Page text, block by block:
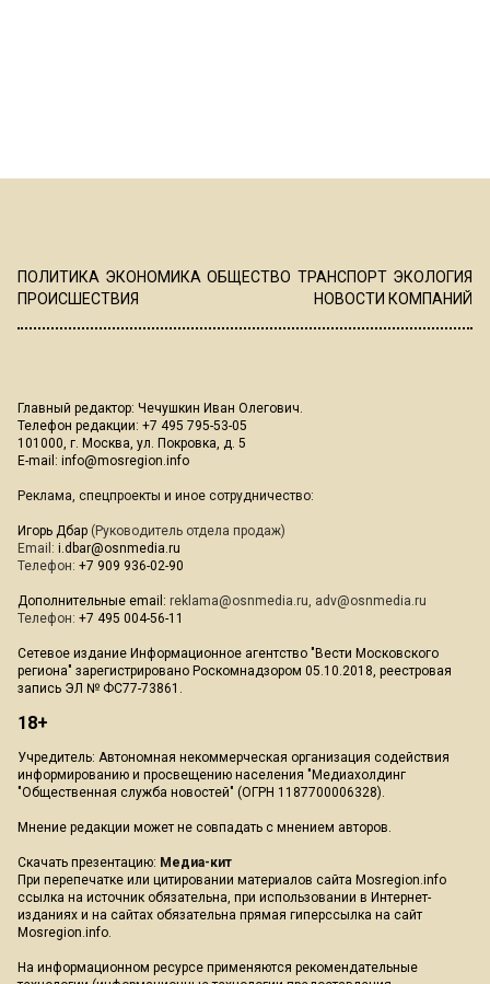
ПОЛИТИКА ЭКОНОМИКА ОБЩЕСТВО ТРАНСПОРТ ЭКОЛОГИЯ
ПРОИСШЕСТВИЯ
НОВОСТИ КОМПАНИЙ
Главный редактор: Чечушкин Иван Олегович.
Телефон редакции: +7 495 795-53-05
101000, г. Москва, ул. Покровка, д. 5
E-mail: info@mosregion.info
Реклама, спецпроекты и иное сотрудничество:
Игорь Дбар (Руководитель отдела продаж)
Email: i.dbar@osnmedia.ru
Телефон: +7 909 936-02-90
Дополнительные email: reklama@osnmedia.ru, adv@osnmedia.ru
Телефон: +7 495 004-56-11
Сетевое издание Информационное агентство "Вести Московского
региона" зарегистрировано Роскомнадзором 05.10.2018, реестровая
запись ЭЛ № ФС77-73861.
18+
Учредитель: Автономная некоммерческая организация содействия
информированию и просвещению населения "Медиахолдинг
"Общественная служба новостей" (ОГРН 1187700006328).
Мнение редакции может не совпадать с мнением авторов.
Скачать презентацию: Медиа-кит
При перепечатке или цитировании материалов сайта Mosregion.info
ссылка на источник обязательна, при использовании в Интернет-
изданиях и на сайтах обязательна прямая гиперссылка на сайт
Mosregion.info.
На информационном ресурсе применяются рекомендательные